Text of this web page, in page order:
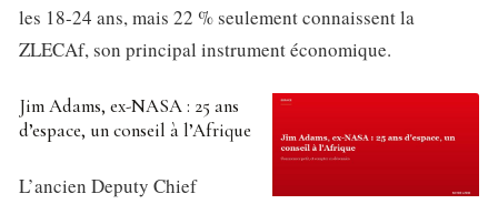
les 18-24 ans, mais 22 % seulement connaissent la
ZLECAf, son principal instrument économique.
Jim Adams, ex-NASA : 25 ans
d’espace, un conseil à l’Afrique
L’ancien Deputy Chief